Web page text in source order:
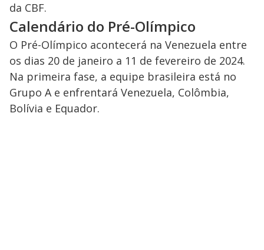
da CBF.
Calendário do Pré-Olímpico
O Pré-Olímpico acontecerá na Venezuela entre
os dias 20 de janeiro a 11 de fevereiro de 2024.
Na primeira fase, a equipe brasileira está no
Grupo A e enfrentará Venezuela, Colômbia,
Bolívia e Equador.